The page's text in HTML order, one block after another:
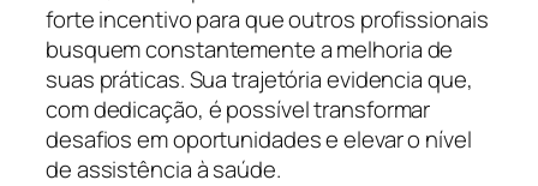
forte incentivo para que outros profissionais
busquem constantemente a melhoria de
suas práticas. Sua trajetória evidencia que,
com dedicação, é possível transformar
desafios em oportunidades e elevar o nível
de assistência à saúde.